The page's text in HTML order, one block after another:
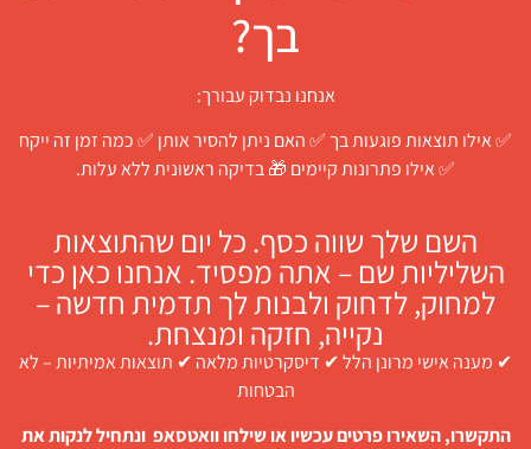
בך?
אנחנו נבדוק עבורך:
אילו תוצאות פוגעות בך ✅ האם ניתן להסיר אותן ✅ כמה זמן זה ייקח
✅ אילו פתרונות קיימים 🎁 בדיקה ראשונית ללא עלות.
השם שלך שווה כסף. כל יום שהתוצאות
השליליות שם – אתה מפסיד. אנחנו כאן כדי
למחוק, לדחוק ולבנות לך תדמית חדשה –
נקייה, חזקה ומנצחת.
מענה אישי מרונן הלל ✔ דיסקרטיות מלאה ✔ תוצאות אמיתיות – לא
הבטחות
השאירו פרטים עכשיו או שילחו וואטסאפ ונתחיל לנקות את